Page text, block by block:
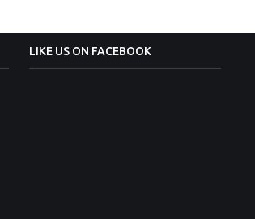
LIKE US ON FACEBOOK